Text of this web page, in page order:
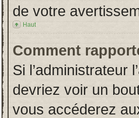
de votre
Haut
Comment
Si l’administrateur
devriez voir un
vous accéderez